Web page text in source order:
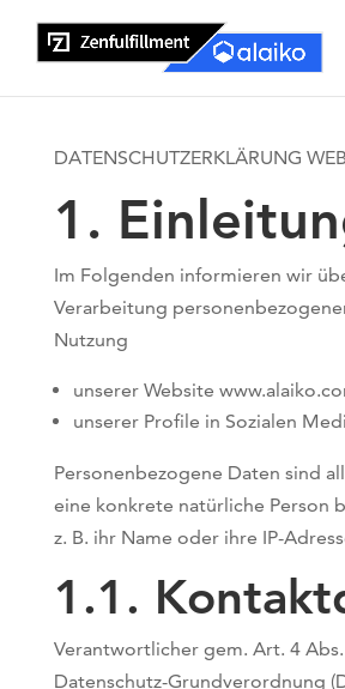
DATENSCHUTZERKLÄRUNG
1.
Im Folgenden informieren wir
Verarbeitung
Nutzung
unserer Website
unserer Profile in Sozialen
Personenbezogene Daten sind
eine konkrete natürliche Person
z. B. ihr Name oder ihre IP-
1.1.
Verantwortlicher gem. Art. 4 Abs.
Datenschutz-Grundverordnung